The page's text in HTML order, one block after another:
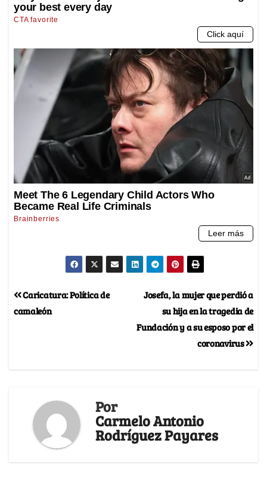
Josefa, la mujer que perdió a
su hija en la tragedia de
Fundación y a su esposo por el
coronavirus
Caricatura: Política de
camaleón
Por
Carmelo Antonio
Rodríguez Payares